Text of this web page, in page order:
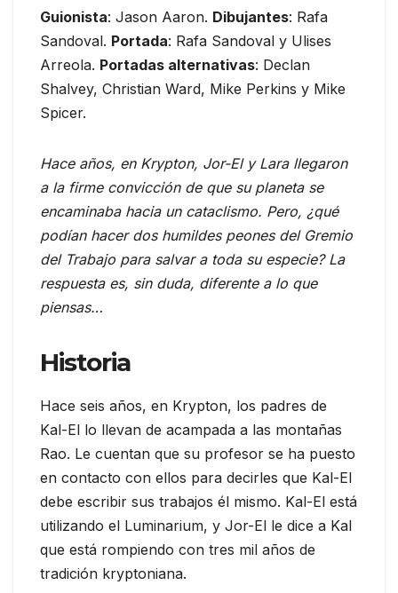
Guionista: Jason Aaron. Dibujantes: Rafa
Sandoval. Portada: Rafa Sandoval y Ulises
Arreola. Portadas alternativas: Declan
Shalvey, Christian Ward, Mike Perkins y Mike
Spicer.
Hace años, en Krypton, Jor-El y Lara llegaron
a la firme convicción de que su planeta se
encaminaba hacia un cataclismo. Pero, ¿qué
podían hacer dos humildes peones del Gremio
del Trabajo para salvar a toda su especie? La
respuesta es, sin duda, diferente a lo que
piensas…
Historia
Hace seis años, en Krypton, los padres de
Kal-El lo llevan de acampada a las montañas
Rao. Le cuentan que su profesor se ha puesto
en contacto con ellos para decirles que Kal-El
debe escribir sus trabajos él mismo. Kal-El está
utilizando el Luminarium, y Jor-El le dice a Kal
que está rompiendo con tres mil años de
tradición kryptoniana.